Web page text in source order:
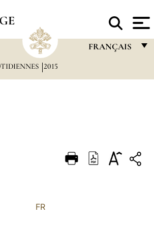
FRANÇAIS
DEUTSCH
2015
FR